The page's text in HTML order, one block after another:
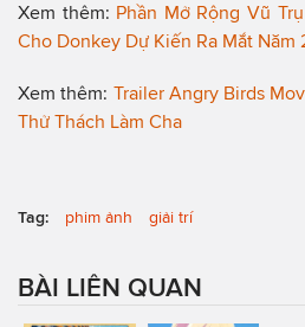
Xem thêm: Phần Mở Rộng Vũ
Cho Donkey Dự Kiến Ra Mắt Năm
Xem thêm: Trailer Angry Birds
Thử Thách Làm Cha
Tag: phim ảnh giải trí
BÀI LIÊN QUAN